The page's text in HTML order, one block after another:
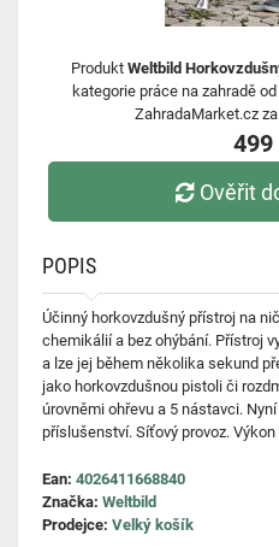
Produkt Weltbild
kategorie práce na zahradě
ZahradaMarket.cz
499
Ověřit
POPIS
Účinný horkovzdušný přístroj na
chemikálií a bez ohýbání. Přístroj
a lze jej během několika sekund
jako horkovzdušnou pistoli či
úrovněmi ohřevu a 5 nástavci.
příslušenství. Síťový provoz.
Ean: 4026411668840
Značka: Weltbild
Prodejce: Velký košík